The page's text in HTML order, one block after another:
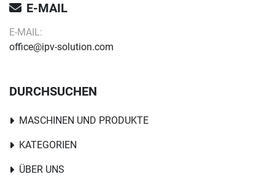
E-MAIL
E-MAIL:
office@ipv-solution.com
DURCHSUCHEN
MASCHINEN UND PRODUKTE
KATEGORIEN
ÜBER UNS